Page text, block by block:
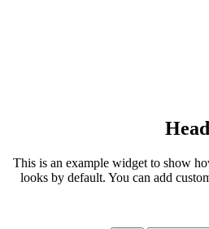
This is an example widget to show
looks by default. You can add